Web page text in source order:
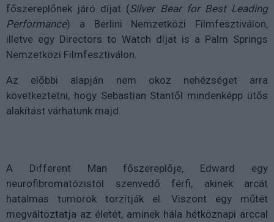
főszereplőnek járó díjat (Silver Bear for Best Leading
Performance) a Berlini Nemzetközi Filmfesztiválon,
illetve egy Directors to Watch díjat is a Palm Springs
Nemzetközi Filmfesztiválon.
Az előbbi alapján nem okoz nehézséget arra
következtetni, hogy Sebastian Stantől mindenképp ütős
alakítást várhatunk majd.
A Different Man főszereplője, Edward egy
neurofibromatózistól szenvedő férfi, akinek arcát
hatalmas tumorok torzítják el. Viszont egy műtét
megváltoztatja az életét, aminek hála hétköznapi arccal